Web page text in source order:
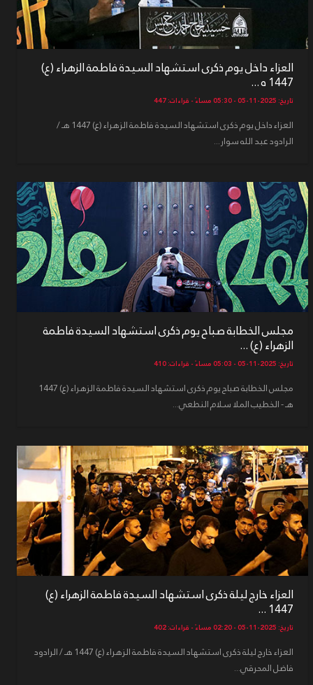
العزاء داخل يوم ذكرى استشهاد السيدة فاطمة الزهراء (ع)
1447 ه ...
تاريخ: 2025-11-05 - 05:30 مساءً - قراءات: 447
العزاء داخل يوم ذكرى استشهاد السيدة فاطمة الزهراء (ع) 1447 هـ /
الرادود عبد الله سوار...
مجلس الخطابة صباح يوم ذكرى استشهاد السيدة فاطمة
الزهراء (ع) ...
تاريخ: 2025-11-05 - 05:03 مساءً - قراءات: 410
مجلس الخطابة صباح يوم ذكرى استشهاد السيدة فاطمة الزهراء (ع) 1447
هـ - الخطيب الملا سلام النطعي...
العزاء خارج ليلة ذكرى استشهاد السيدة فاطمة الزهراء (ع)
1447 ...
تاريخ: 2025-11-05 - 02:20 مساءً - قراءات: 402
العزاء خارج ليلة ذكرى استشهاد السيدة فاطمة الزهراء (ع) 1447 هـ / الرادود
فاضل المحرقي...